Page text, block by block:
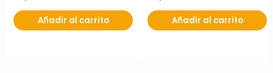
Añadir al carrito Añadir al carrito